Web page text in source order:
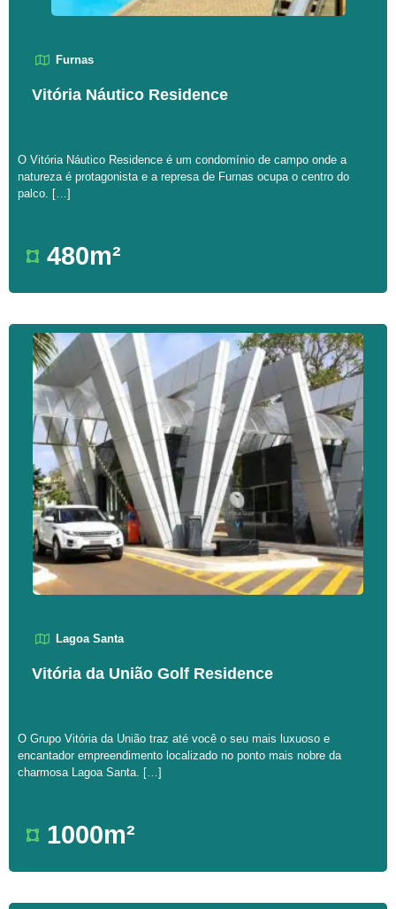
Furnas
Vitória Náutico Residence
O Vitória Náutico Residence é um condomínio de campo onde a
natureza é protagonista e a represa de Furnas ocupa o centro do
palco. […]
480m²
Lagoa Santa
Vitória da União Golf Residence
O Grupo Vitória da União traz até você o seu mais luxuoso e
encantador empreendimento localizado no ponto mais nobre da
charmosa Lagoa Santa. […]
1000m²